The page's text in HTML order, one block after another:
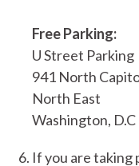
Free Parking:
U Street Parking
941 North
North East
Washington,
If you are